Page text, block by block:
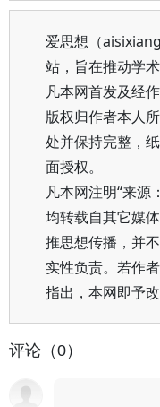
爱思想（
站，旨在推动学
凡本网首发及经
版权归作者本人
处并保持完整，
面授权。
凡本网注明“来源
均转载自其它媒
推思想传播，并
实性负责。若作
指出，本网即予改
评论（0）